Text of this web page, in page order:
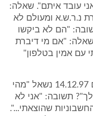
עובד איתם". שאלה:
נ.ר.ש.א ומעולם לא
"הם לא ביקשו
"אם מי דיברת
עם אמין בטלפון"
בהודעתו של ברכאת סלימאן מיום 14.12.97 נשאל "מהי
תשובה: "אני לא
שהוצאתי...".